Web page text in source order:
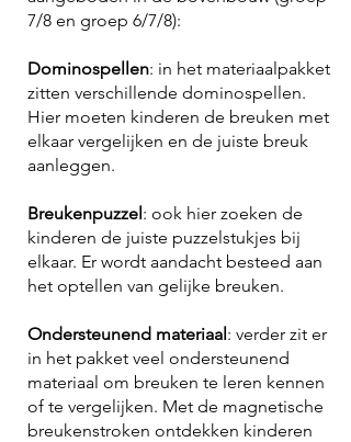
7/8 en groep 6/7/8):
Dominospellen: in het materiaalpakket
zitten verschillende dominospellen.
Hier moeten kinderen de breuken met
elkaar vergelijken en de juiste breuk
aanleggen.
Breukenpuzzel: ook hier zoeken de
kinderen de juiste puzzelstukjes bij
elkaar. Er wordt aandacht besteed aan
het optellen van gelijke breuken.
Ondersteunend materiaal: verder zit er
in het pakket veel ondersteunend
materiaal om breuken te leren kennen
of te vergelijken. Met de magnetische
breukenstroken ontdekken kinderen